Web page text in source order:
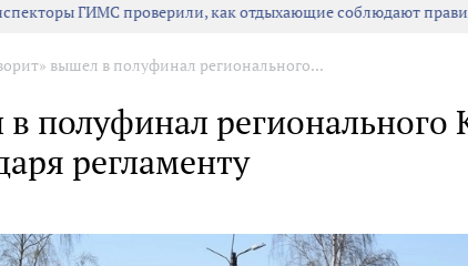
ГИМС проверили, как отдыхающие соблюдают
вышел в полуфинал регионального...
полуфинал регионального
регламенту